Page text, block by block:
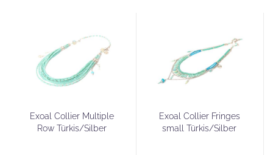
Exoal Collier Multiple
Row Türkis/Silber
Exoal Collier Fringes
small Türkis/Silber